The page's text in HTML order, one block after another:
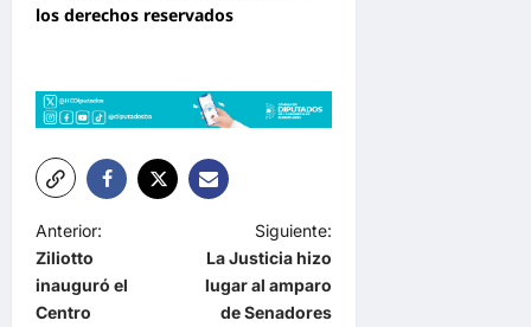
los derechos reservados
N
a
v
Anterior:
Ziliotto
inauguró el
Centro
Siguiente:
La Justicia hizo
lugar al amparo
de Senadores